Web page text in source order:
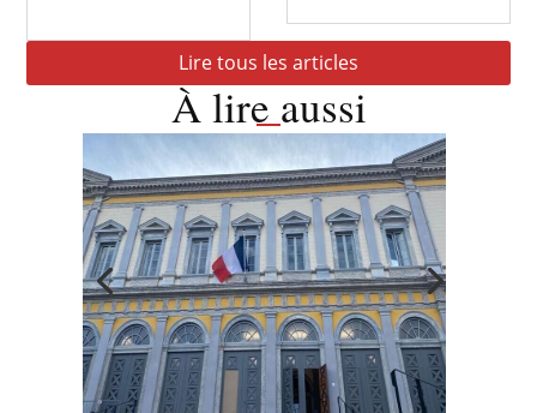
Lire tous les articles
À lire aussi